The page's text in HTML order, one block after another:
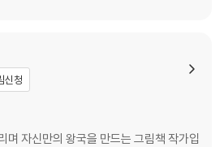
신청
며 자신만의 왕국을 만드는 그림책 작가입